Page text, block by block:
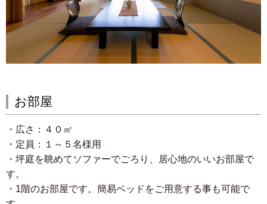
お部屋
・広さ：４０ ㎡
・定員：１～５名様用
・坪庭を眺めてソファーでごろり、居心地のいいお部屋で
す。
・1階のお部屋です。簡易ベッドをご用意する事も可能で